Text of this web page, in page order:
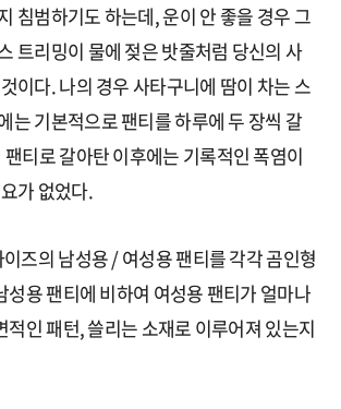
침범하기도 하는데, 운이 안 좋을 경우 그
트리밍이 물에 젖은 밧줄처럼 당신의 사
이다. 나의 경우 사타구니에 땀이 차는 스
는 기본적으로 팬티를 하루에 두 장씩 갈
티로 갈아탄 이후에는 기록적인 폭염이
가 없었다.
즈의 남성용 / 여성용 팬티를 각각 곰인형
성용 팬티에 비하여 여성용 팬티가 얼마나
적인 패턴, 쓸리는 소재로 이루어져 있는지